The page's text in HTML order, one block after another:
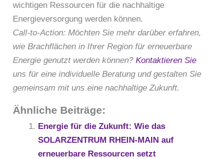
wichtigen Ressourcen für die nachhaltige
Energieversorgung werden können.
Call-to-Action: Möchten Sie mehr darüber erfahren,
wie Brachflächen in Ihrer Region für erneuerbare
Energie genutzt werden können?Kontaktieren Sie
uns für eine individuelle Beratung und gestalten Sie
gemeinsam mit uns eine nachhaltige Zukunft.
Ähnliche Beiträge:
Energie für die Zukunft: Wie das
SOLARZENTRUM RHEIN-MAIN auf
erneuerbare Ressourcen setzt